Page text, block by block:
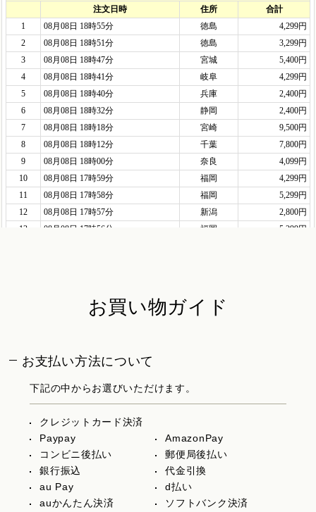
お買い物ガイド
お支払い方法について
下記の中からお選びいただけます。
クレジットカード決済
Paypay
AmazonPay
コンビニ後払い
郵便局後払い
銀行振込
代金引換
au Pay
d払い
auかんたん決済
ソフトバンク決済